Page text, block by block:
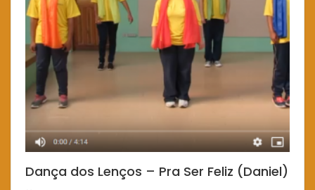
Dança dos Lenços – Pra Ser Feliz (Daniel)